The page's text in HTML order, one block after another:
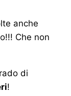
anche
Che non
di
!